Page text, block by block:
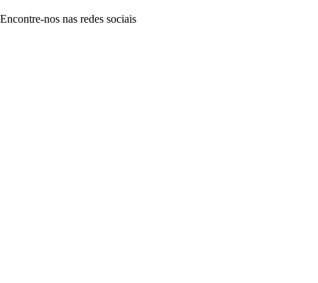
Encontre-nos nas redes sociais